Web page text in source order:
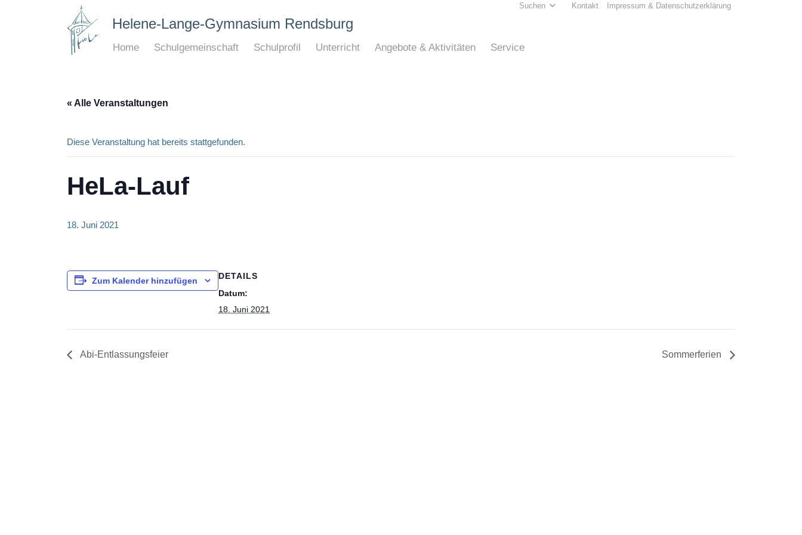
Suchen Kontakt Impressum & Datenschutzerklärung
Helene-Lange-Gymnasium Rendsburg
Home Schulgemeinschaft Schulprofil Unterricht Angebote & Aktivitäten Service
« Alle Veranstaltungen
Diese Veranstaltung hat bereits stattgefunden.
HeLa-Lauf
18. Juni 2021
Zum Kalender hinzufügen
DETAILS
Datum:
18. Juni 2021
Abi-Entlassungsfeier Sommerferien